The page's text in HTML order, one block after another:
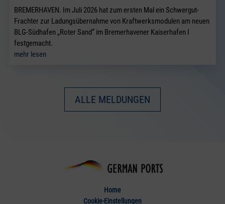
BREMERHAVEN. Im Juli 2026 hat zum ersten Mal ein Schwergut-
Frachter zur Ladungsübernahme von Kraftwerksmodulen am neuen
BLG-Südhafen „Roter Sand“ im Bremerhavener Kaiserhafen I
festgemacht.
mehr lesen
ALLE MELDUNGEN
Home
Cookie-Einstellungen